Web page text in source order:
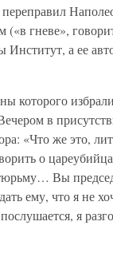
(«в гневе»,
Институт, а ее
которого
в
«Что же это,
о
Вы
ему, что я не
я